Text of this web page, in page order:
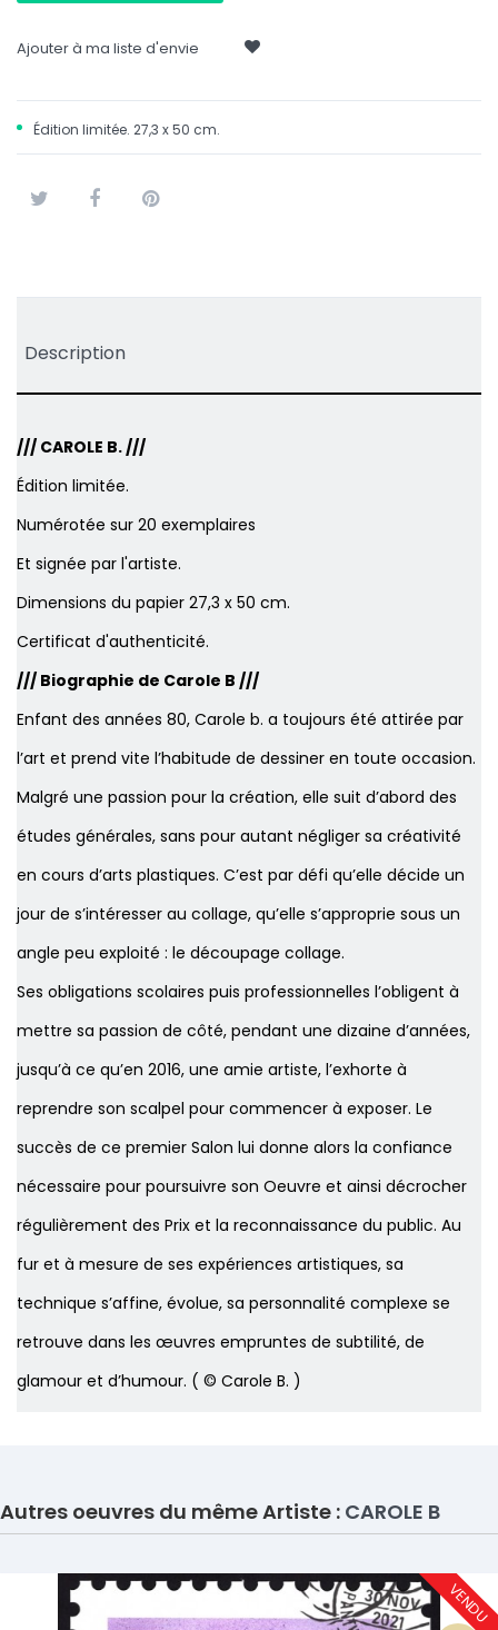
Ajouter à ma liste d'envie
Édition limitée. 27,3 x 50 cm.
Description
/// CAROLE B. ///
Édition limitée.
Numérotée sur 20 exemplaires
Et signée par l'artiste.
Dimensions du papier 27,3 x 50 cm.
Certificat d'authenticité.
/// Biographie de Carole B ///
Enfant des années 80, Carole b. a toujours été attirée par
l’art et prend vite l’habitude de dessiner en toute occasion.
Malgré une passion pour la création, elle suit d’abord des
études générales, sans pour autant négliger sa créativité
en cours d’arts plastiques. C’est par défi qu’elle décide un
jour de s’intéresser au collage, qu’elle s’approprie sous un
angle peu exploité : le découpage collage.
Ses obligations scolaires puis professionnelles l’obligent à
mettre sa passion de côté, pendant une dizaine d’années,
jusqu’à ce qu’en 2016, une amie artiste, l’exhorte à
reprendre son scalpel pour commencer à exposer. Le
succès de ce premier Salon lui donne alors la confiance
nécessaire pour poursuivre son Oeuvre et ainsi décrocher
régulièrement des Prix et la reconnaissance du public. Au
fur et à mesure de ses expériences artistiques, sa
technique s’affine, évolue, sa personnalité complexe se
retrouve dans les œuvres empruntes de subtilité, de
glamour et d’humour. ( © Carole B. )
Autres oeuvres du même Artiste : CAROLE B
VENDU